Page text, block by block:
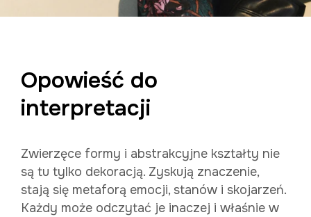
Opowieść do
interpretacji
Zwierzęce formy i abstrakcyjne kształty nie
są tu tylko dekoracją. Zyskują znaczenie,
stają się metaforą emocji, stanów i skojarzeń.
Każdy może odczytać je inaczej i właśnie w